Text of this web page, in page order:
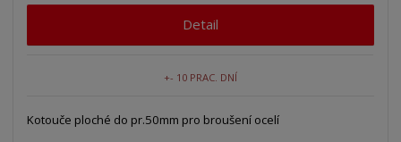
Detail
+- 10 PRAC. DNÍ
Kotouče ploché do pr.50mm pro broušení ocelí